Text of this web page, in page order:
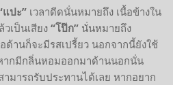
แปะ” เวลาดีดนั่นหมายถึง เนื้อข้างใน
เป็นเสียง “โป๊ก” นั่นหมายถึง
ด้านก็จะมีรสเปรี้ยว นอกจากนี้ยังใช้
ากมีกลิ่นหอมออกมาด้านนอกนั่น
มารถรับประทานได้เลย หากอยาก